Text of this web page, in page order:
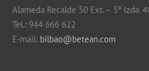
Alameda Recalde 50 Ext. – 5º Izda.
Tel.: 944 666 622
E-mail: bilbao@betean.com